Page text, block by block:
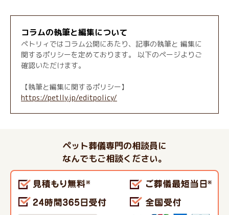
コラムの執筆と編集について
ペトリィではコラム公開にあたり、記事の執筆と 編集に
関するポリシーを定めております。 以下のページよりご
確認いただけます。
【執筆と編集に関するポリシー】
https://petlly.jp/editpolicy/
ペット葬儀専門の相談員に
なんでもご相談ください。